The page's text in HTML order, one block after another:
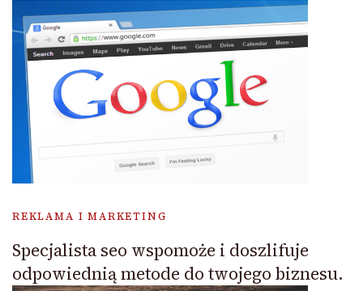
REKLAMA I MARKETING
Specjalista seo wspomoże i doszlifuje
odpowiednią metode do twojego biznesu.